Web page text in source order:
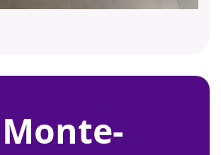
monte-